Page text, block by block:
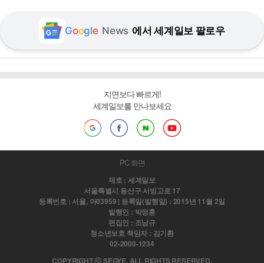
Google News 에서 세계일보 팔로우
지면보다 빠르게!
세계일보를 만나보세요
PC 화면
제호 : 세계일보
서울특별시 용산구 서빙고로 17
등록번호 : 서울, 아03959 | 등록일(발행일) : 2015년 11월 2일
발행인 : 박정훈
편집인 : 조남규
청소년보호 책임자 : 김기환
02-2000-1234
COPYRIGHT ⓒ SEGYE. ALL RIGHTS RESERVED.